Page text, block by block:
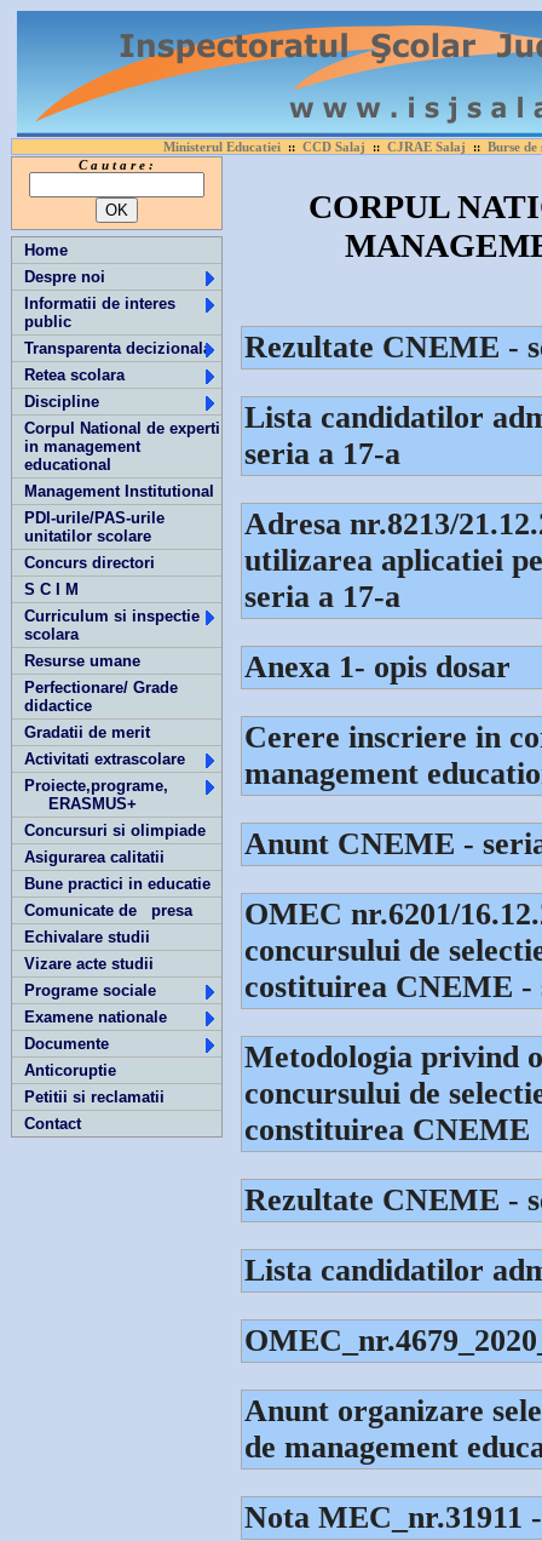
Ministerul Educatiei :: CCD Salaj :: CJRAE Salaj :: Burse
C a u t a r e :
Home
Despre noi
Informatii de interes
public
Transparenta decizionala
Retea scolara
Discipline
Corpul National de experti
in management
educational
Management Institutional
PDI-urile/PAS-urile
unitatilor scolare
Concurs directori
S C I M
Curriculum si inspectie
scolara
Resurse umane
Perfectionare/ Grade
didactice
Gradatii de merit
Activitati extrascolare
Proiecte,programe,
ERASMUS+
Concursuri si olimpiade
Asigurarea calitatii
Bune practici in educatie
Comunicate de presa
Echivalare studii
Vizare acte studii
Programe sociale
Examene nationale
Documente
Anticoruptie
Petitii si reclamatii
Contact
CORPUL
Rezultate CNEME -
Lista candidatilor
seria a 17-a
Adresa nr.8213/
utilizarea aplicatiei
seria a 17-a
Anexa 1- opis dosar
Cerere inscriere in
management
Anunt CNEME -
OMEC nr.6201/
concursului de
costituirea CNEME -
Metodologia privind
concursului de
constituirea CNEME
Rezultate CNEME -
Lista candidatilor
Anunt organizare
de management
Nota